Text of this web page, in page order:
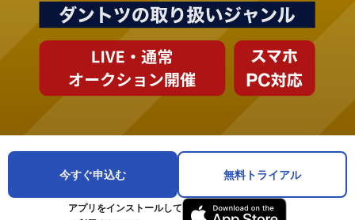
今すぐ申込む 無料トライアル
アプリをインストールして